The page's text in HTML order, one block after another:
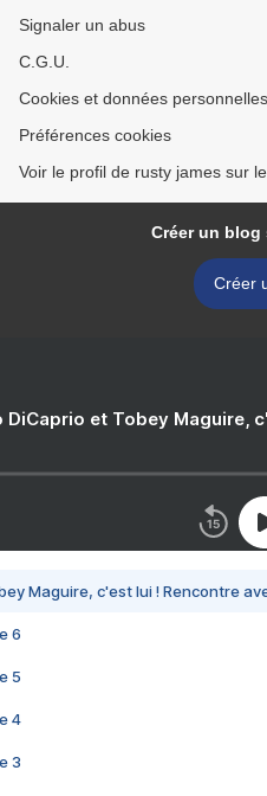
Signaler un abus
C.G.U.
Cookies et données personnelles
Préférences cookies
Voir le profil de rusty james sur
Créer un blog
Créer
DiCaprio et Tobey Maguire,
Maguire, c'est lui ! Rencontre
6
5
4
3